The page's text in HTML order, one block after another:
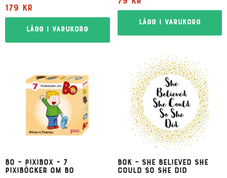
179 kr
Lägg i varukorg
Lägg i varukorg
Bo – Pixibox – 7
pixiböcker om Bo
Bok – She believed she
could so she did